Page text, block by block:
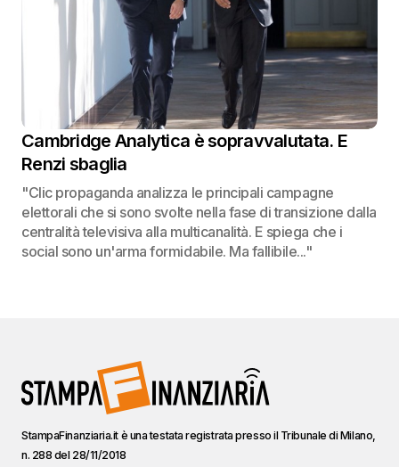
Cambridge Analytica è sopravvalutata. E
Renzi sbaglia
"Clic propaganda analizza le principali campagne
elettorali che si sono svolte nella fase di transizione dalla
centralità televisiva alla multicanalità. E spiega che i
social sono un'arma formidabile. Ma fallibile..."
StampaFinanziaria.it è una testata registrata presso il Tribunale di Milano,
n. 288 del 28/11/2018